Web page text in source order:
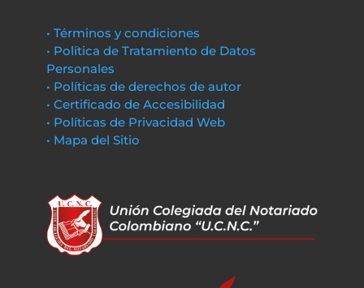
• Términos y condiciones
• Política de Tratamiento de Datos
Personales
• Políticas de derechos de autor
• Certificado de Accesibilidad
• Políticas de Privacidad Web
• Mapa del Sitio